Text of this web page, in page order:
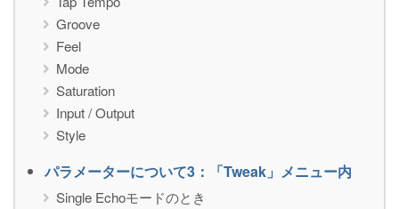
Groove
Feel
Mode
Saturation
Input / Output
Style
パラメーターについて3：「Tweak」メニュー内
Single Echoモードのとき